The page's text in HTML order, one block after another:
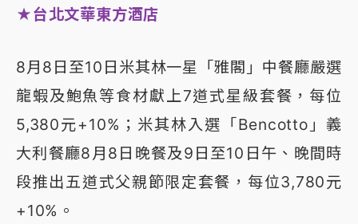
★台北文華東方酒店
8月8日至10日米其林一星「雅閣」中餐廳嚴選
龍蝦及鮑魚等食材獻上7道式星級套餐，每位
5,380元+10%；米其林入選「Bencotto」義
大利餐廳8月8日晚餐及9日至10日午、晚間時
段推出五道式父親節限定套餐，每位3,780元
+10%。